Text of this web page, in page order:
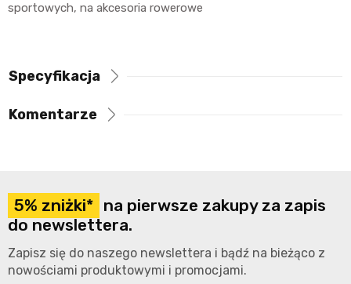
sportowych, na akcesoria rowerowe
Specyfikacja
Komentarze
5% zniżki* na pierwsze zakupy za zapis
do newslettera.
Zapisz się do naszego newslettera i bądź na bieżąco z
nowościami produktowymi i promocjami.